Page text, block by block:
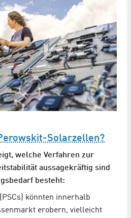
Solarzellen?
welche Verfahren zur
aussagekräftig sind
besteht:
könnten innerhalb
erobern, vielleicht